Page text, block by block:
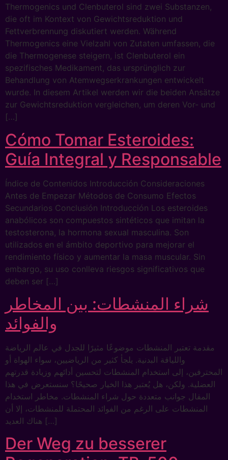
Thermogenics und Clenbuterol sind zwei Substanzen,
die oft im Kontext von Gewichtsreduktion und
Fettverbrennung diskutiert werden. Während
Thermogenics eine Vielzahl von Zutaten umfassen, die
die Thermogenese steigern, ist Clenbuterol ein
spezifisches Medikament, das ursprünglich zur
Behandlung von Atemwegserkrankungen entwickelt
wurde. In diesem Artikel werden wir die beiden Ansätze
zur Gewichtsreduktion vergleichen, um deren Vor- und
[…]
Cómo Tomar Esteroides:
Guía Integral y Responsable
Índice de Contenidos Introducción Consideraciones
Antes de Empezar Métodos de Consumo Efectos
Secundarios Conclusión Introducción Los esteroides
anabólicos son compuestos sintéticos que imitan la
testosterona, la hormona sexual masculina. Son
utilizados en el ámbito deportivo para mejorar el
rendimiento físico y aumentar la masa muscular. Sin
embargo, su uso conlleva riesgos significativos que
deben ser […]
شراء المنشطات: بين المخاطر
والفوائد
مقدمة تعتبر المنشطات موضوعًا مثيرًا للجدل في عالم الرياضة
واللياقة البدنية. يلجأ كثير من الرياضيين، سواء الهواة أو
المحترفين، إلى استخدام المنشطات لتحسين أدائهم وزيادة قدرتهم
العضلية. ولكن، هل يُعتبر هذا الخيار صحيحًا؟ سنستعرض في هذا
المقال جوانب متعددة حول شراء المنشطات. مخاطر استخدام
المنشطات على الرغم من الفوائد المحتملة للمنشطات، إلا أن
هناك العديد […]
Der Weg zu besserer